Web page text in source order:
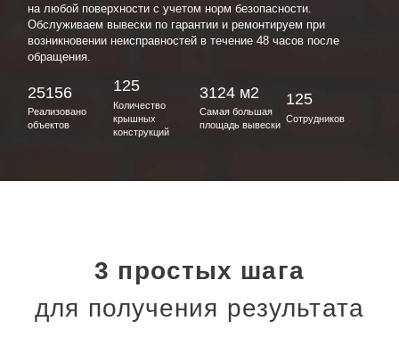
на любой поверхности с учетом норм безопасности.
Обслуживаем вывески по гарантии и ремонтируем при
возникновении неисправностей в течение 48 часов после
обращения.
25156
Реализовано
объектов
125
Количество
крышных
конструкций
3124 м2
Самая большая
площадь вывески
125
Сотрудников
3 простых шага
для получения результата